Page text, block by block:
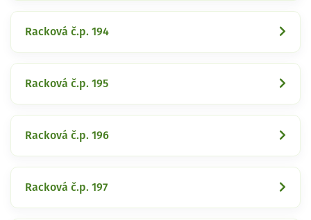
Racková č.p. 194
Racková č.p. 195
Racková č.p. 196
Racková č.p. 197